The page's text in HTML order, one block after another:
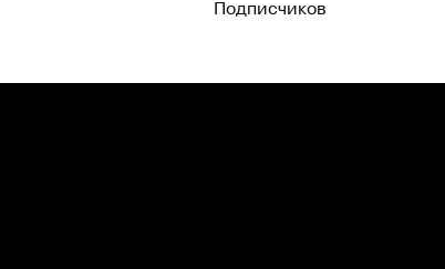
Подписчиков